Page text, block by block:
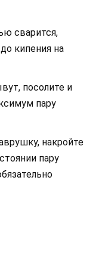
сварится,
кипения на
посолите и
пару
накройте
пару